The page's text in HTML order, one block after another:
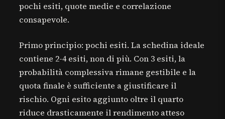
pochi esiti, quote medie e correlazione
consapevole.
Primo principio: pochi esiti. La schedina ideale
contiene 2-4 esiti, non di più. Con 3 esiti, la
probabilità complessiva rimane gestibile e la
quota finale è sufficiente a giustificare il
rischio. Ogni esito aggiunto oltre il quarto
riduce drasticamente il rendimento atteso